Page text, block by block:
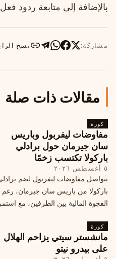
بالإضافة إلى متابعة ردود
مشاركة: نسخ
مقالات ذات صلة
كورة
مفاوضات ليفربول وباريس
سان جيرمان حول برادلي
باركولا تكتسب زخمًا
٥ أغسطس ٢٠٢٦
تتواصل مفاوضات ليفربول لضم
باركولا من باريس سان جيرمان، رغم
الفجوة المالية بين الطرفين، مع
إغلاق سوق الانتقالات
كورة
مانشستر سيتي يزاحم الهلال
على بيدرو نيتو